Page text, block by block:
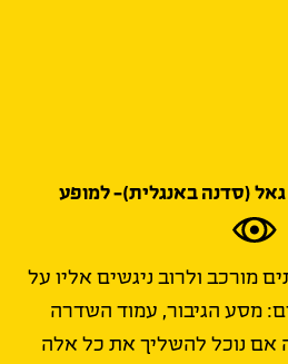
מורכב ולרוב ניגשים אליו על
מסע הגיבור, עמוד השדרה
אם נוכל להשליך את כל אלה